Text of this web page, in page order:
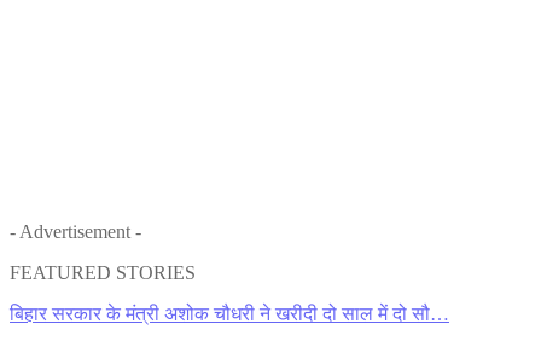
- Advertisement -
FEATURED STORIES
बिहार सरकार के मंत्री अशोक चौधरी ने खरीदी दो साल में दो सौ…